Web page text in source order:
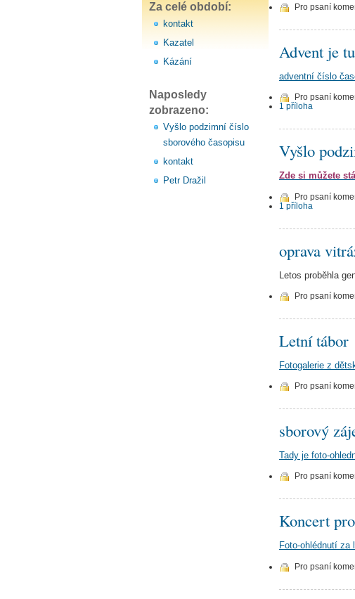
Za celé období:
kontakt
Kazatel
Kázání
Naposledy
zobrazeno:
Vyšlo podzimní číslo
sborového časopisu
kontakt
Petr Dražil
Pro psaní
Advent je
adventní číslo
Pro psaní
1 příloha
Vyšlo
Zde si můžete
Pro psaní
1 příloha
oprava
Letos proběhla
Pro psaní
Letní tábor
Fotogalerie z
Pro psaní
sborový
Tady je foto-
Pro psaní
Koncert
Foto-ohlédnutí za
Pro psaní